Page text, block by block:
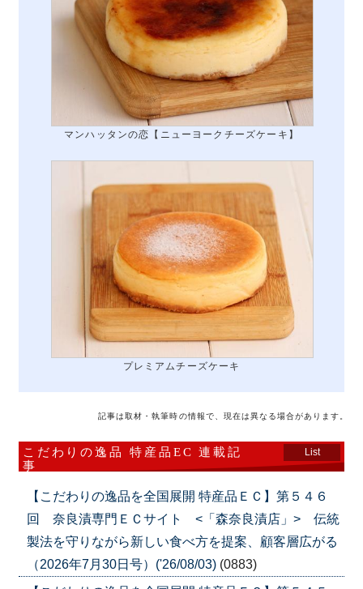
マンハッタンの恋【ニューヨークチーズケーキ】
プレミアムチーズケーキ
記事は取材・執筆時の情報で、現在は異なる場合があります。
こだわりの逸品 特産品EC 連載記
事
List
【こだわりの逸品を全国展開 特産品ＥＣ】第５４６
回 奈良漬専門ＥＣサイト <「森奈良漬店」> 伝統
製法を守りながら新しい食べ方を提案、顧客層広がる
（2026年7月30日号）('26/08/03) (0883)